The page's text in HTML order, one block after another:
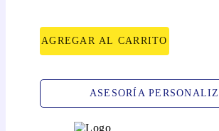
AGREGAR AL CARRITO
ASESORÍA